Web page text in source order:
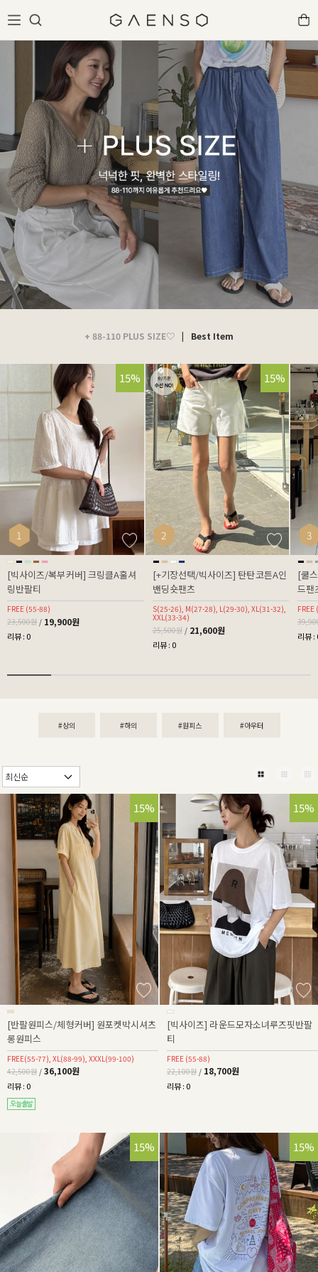
+ 88-110 PLUS SIZE♡ | Best Item
1
15%
[빅사이즈/복부커버] 크링클A훌셔
링반팔티
FREE (55-88)
23,500원 / 19,900원
리뷰 : 0
2
15%
[+기장선택/빅사이즈] 탄탄코튼A인
밴딩숏팬츠
S(25-26), M(27-28), L(29-30), XL(31-32),
XXL(33-34)
25,500원 / 21,600원
리뷰 : 0
3
[쿨
드
리뷰 :
#상의 #하의 #원피스 #아우터
15%
[반팔원피스/체형커버] 원포켓박시셔츠
롱원피스
FREE(55-77), XL(88-99), XXXL(99-100)
42,500원 / 36,100원
리뷰 : 0
15%
[빅사이즈] 라운드모자소녀루즈핏반팔
티
FREE (55-88)
22,100원 / 18,700원
리뷰 : 0
15% 15%